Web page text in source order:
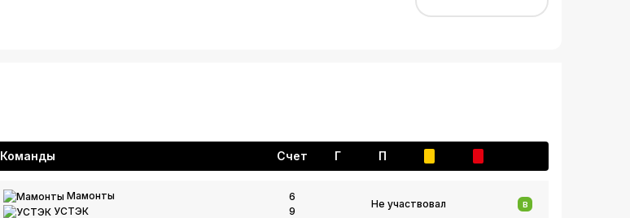
Команды Счет Г П
Мамонты
УСТЭК
6
9
В
Не участвовал